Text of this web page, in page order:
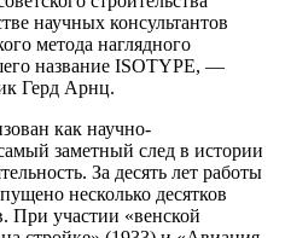
научных консультантов
метода наглядного
название ISOTYPE, —
Герд Арнц.
как научно-
заметный след в истории
За десять лет работы
несколько десятков
При участии «венской